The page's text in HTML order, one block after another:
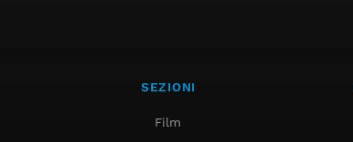
SEZIONI
Film